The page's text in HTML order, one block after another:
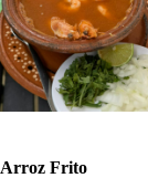
Arroz Frito